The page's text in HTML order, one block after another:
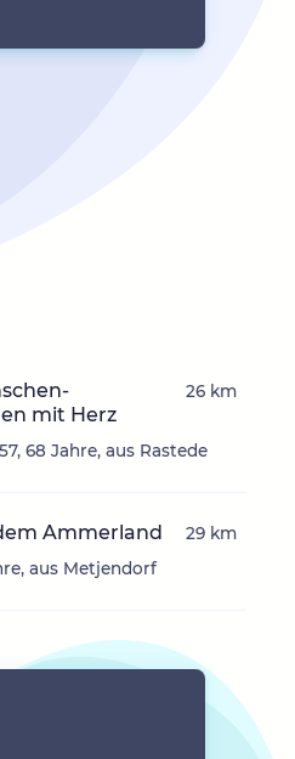
mit Herz
68 Jahre, aus Rastede
26 km
Ammerland
aus Metjendorf
29 km